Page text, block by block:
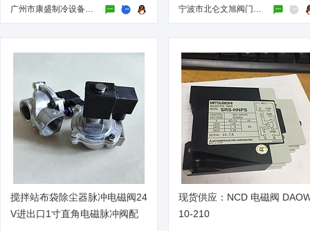
广州市康盛制冷设备有限公司 宁波市北仑文旭阀门有限公司
搅拌站布袋除尘器脉冲电磁阀24
V进出口1寸直角电磁脉冲阀配
现货供应：NCD 电磁阀
10-210